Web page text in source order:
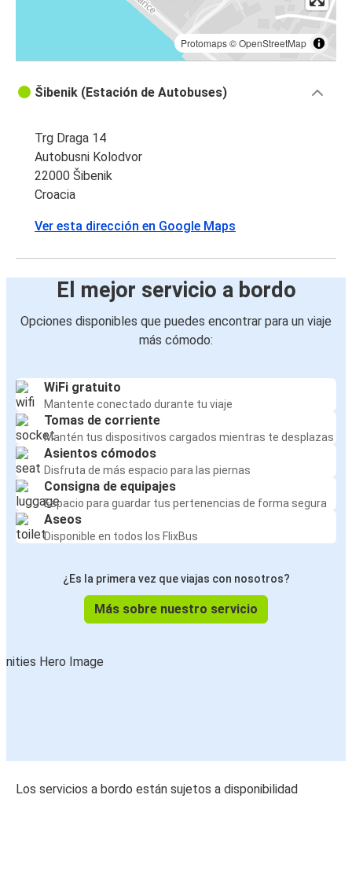
Protomaps©OpenStreetMap
Šibenik (Estación de Autobuses)
Trg Draga 14
Autobusni Kolodvor
22000 Šibenik
Croacia
Ver esta dirección en Google Maps
El mejor servicio a bordo
Opciones disponibles que puedes encontrar para un viaje
más cómodo:
WiFi gratuito
Mantente conectado durante tu viaje
Tomas de corriente
Mantén tus dispositivos cargados mientras te desplazas
Asientos cómodos
Disfruta de más espacio para las piernas
Consigna de equipajes
Espacio para guardar tus pertenencias de forma segura
Aseos
Disponible en todos los FlixBus
¿Es la primera vez que viajas con nosotros?
Más sobre nuestro servicio
Los servicios a bordo están sujetos a disponibilidad